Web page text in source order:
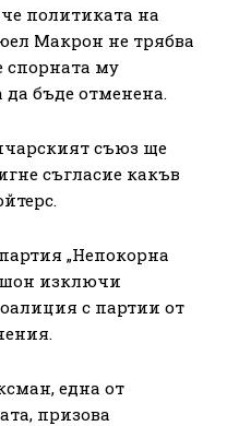
политиката на
Макрон не трябва
спорната му
бъде отменена.
съюз ще
съгласие какъв
„Непокорна
изключи
с партии от
една от
призова